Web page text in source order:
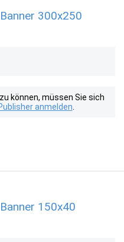
300x250
können, müssen Sie sich
anmelden
150x40